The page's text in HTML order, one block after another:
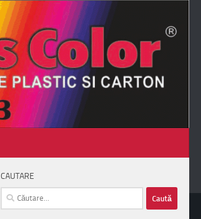
CAUTARE
Caută
după: